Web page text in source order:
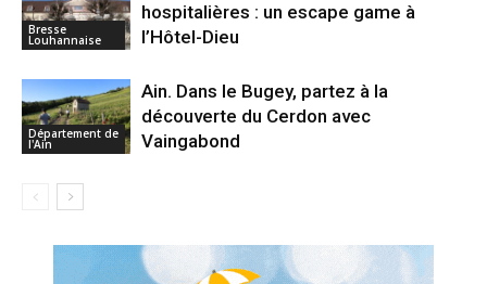
Bresse
Louhannaise
hospitalières : un escape game à
l’Hôtel-Dieu
Département de
l'Ain
Ain. Dans le Bugey, partez à la
découverte du Cerdon avec
Vaingabond